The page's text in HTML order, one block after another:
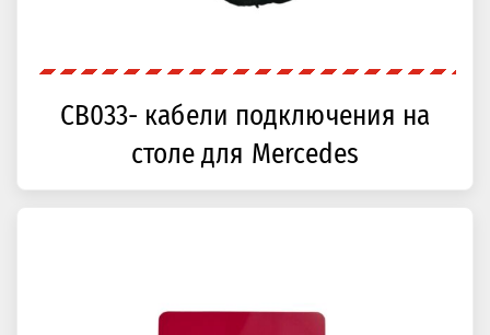
CB033- кабели подключения на
столе для Mercedes